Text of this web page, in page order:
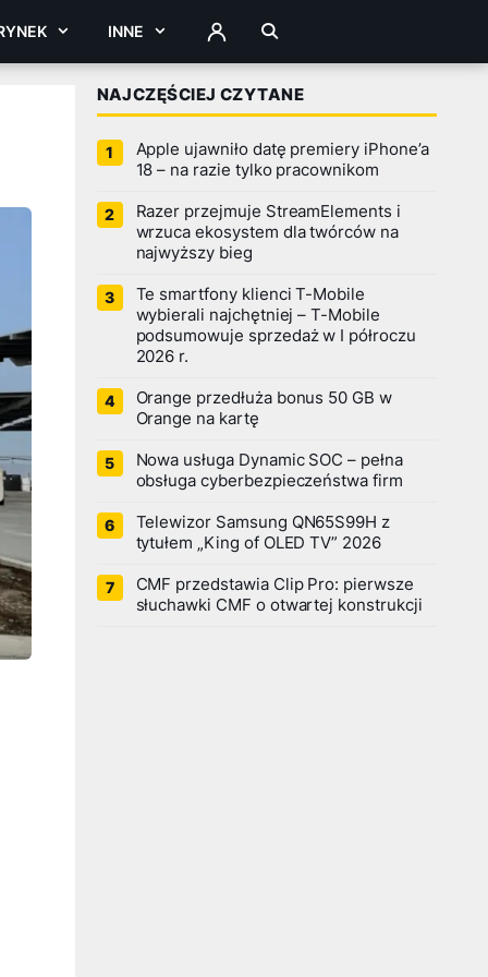
INNE ZALOGUJ
NAJCZĘŚCIEJ CZYTANE
Apple ujawniło datę premiery iPhone’a
18 – na razie tylko pracownikom
Razer przejmuje StreamElements i
wrzuca ekosystem dla twórców na
najwyższy bieg
Te smartfony klienci T-Mobile
wybierali najchętniej – T-Mobile
podsumowuje sprzedaż w I półroczu
2026 r.
Orange przedłuża bonus 50 GB w
Orange na kartę
Nowa usługa Dynamic SOC – pełna
obsługa cyberbezpieczeństwa firm
Telewizor Samsung QN65S99H z
tytułem „King of OLED TV” 2026
CMF przedstawia Clip Pro: pierwsze
słuchawki CMF o otwartej konstrukcji